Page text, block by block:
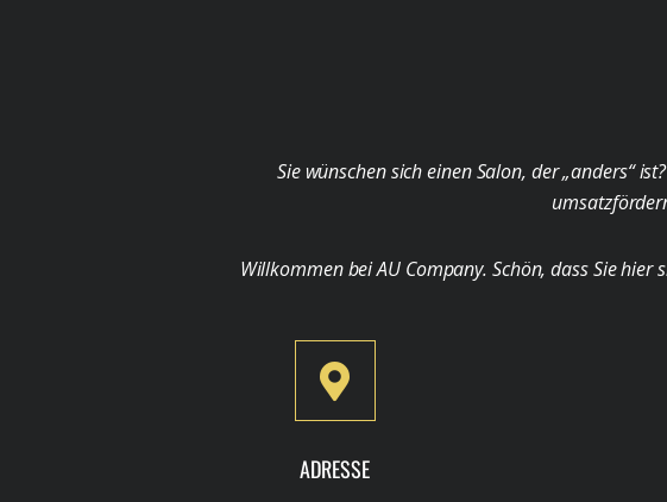
Sie wünschen sich einen Salon, der „anders“
Willkommen bei AU Company. Schön, dass Sie
ADRESSE